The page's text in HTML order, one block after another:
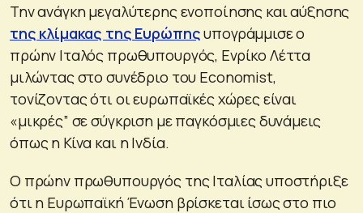
Την ανάγκη μεγαλύτερης ενοποίησης και αύξησης
της κλίμακας της Ευρώπηςυπογράμμισε ο
πρώην Ιταλός πρωθυπουργός, Ενρίκο Λέττα
μιλώντας στο συνέδριο του Economist,
τονίζοντας ότι οι ευρωπαϊκές χώρες είναι
«μικρές” σε σύγκριση με παγκόσμιες δυνάμεις
όπως η Κίνα και η Ινδία.
Ο πρώην πρωθυπουργός της Ιταλίας υποστήριξε
ότι η Ευρωπαϊκή Ένωση βρίσκεται ίσως στο πιο